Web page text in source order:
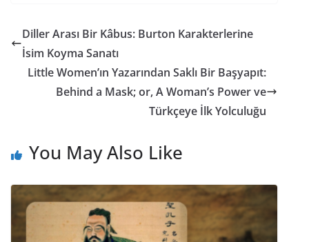
Diller Arası Bir Kâbus: Burton Karakterlerine
İsim Koyma Sanatı
Little Women’ın Yazarından Saklı Bir Başyapıt:
Behind a Mask; or, A Woman’s Power ve
Türkçeye İlk Yolculuğu
You May Also Like